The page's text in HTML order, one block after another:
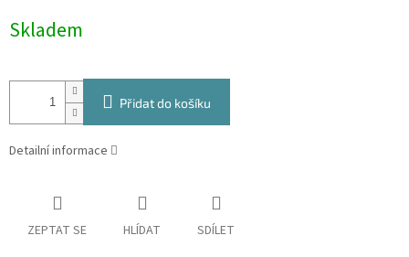
cena:
Skladem
Přidat do košíku
Detailní informace
ZEPTAT SE HLÍDAT SDÍLET